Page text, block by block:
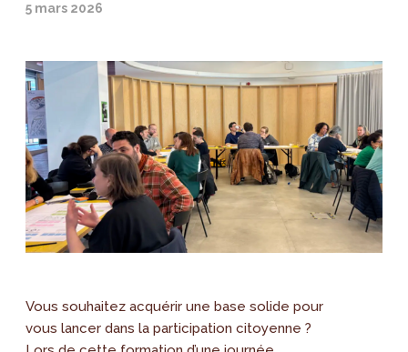
5 mars 2026
Vous souhaitez acquérir une base solide pour
vous lancer dans la participation citoyenne ?